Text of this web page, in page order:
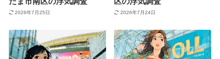
2026年7月25日 2026年7月24日